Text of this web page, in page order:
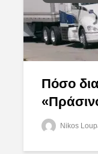
Πόσο
Nikos